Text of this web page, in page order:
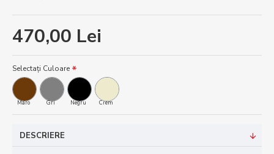
470,00 Lei
Selectați Culoare
Maro Gri Negru Crem
DESCRIERE